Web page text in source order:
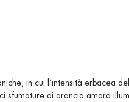
in cui l’intensità erbacea
sfumature di arancia amara